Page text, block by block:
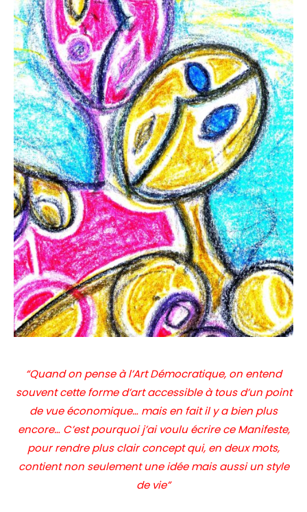
“Quand on pense à l’Art Démocratique, on entend
souvent cette forme d’art accessible à tous d’un point
de vue économique… mais en fait il y a bien plus
encore… C’est pourquoi j’ai voulu écrire ce Manifeste,
pour rendre plus clair concept qui, en deux mots,
contient non seulement une idée mais aussi un style
de vie”